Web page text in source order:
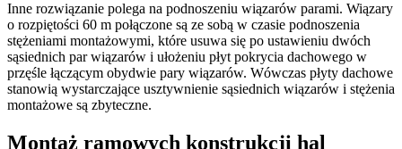
Inne rozwiązanie polega na podnoszeniu wiązarów parami. Wiązary
o rozpiętości 60 m połączone są ze sobą w czasie podnoszenia
stężeniami montażowymi, które usuwa się po ustawieniu dwóch
sąsiednich par wiązarów i ułożeniu płyt pokrycia dachowego w
przęśle łączącym obydwie pary wiązarów. Wówczas płyty dachowe
stanowią wystarczające usztywnienie sąsiednich wiązarów i stężenia
montażowe są zbyteczne.
Montaż ramowych konstrukcji hal